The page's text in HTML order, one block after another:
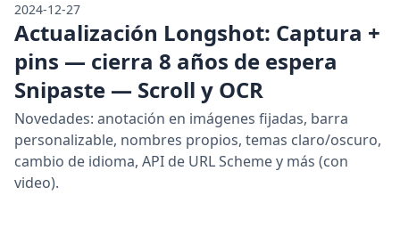
2024-12-27
Actualización Longshot: Captura +
pins — cierra 8 años de espera
Snipaste — Scroll y OCR
Novedades: anotación en imágenes fijadas, barra
personalizable, nombres propios, temas claro/oscuro,
cambio de idioma, API de URL Scheme y más (con
video).